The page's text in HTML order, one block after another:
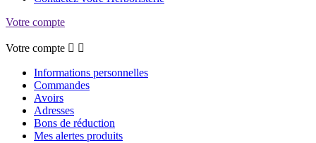
Votre compte
Votre compte  
Informations personnelles
Commandes
Avoirs
Adresses
Bons de réduction
Mes alertes produits